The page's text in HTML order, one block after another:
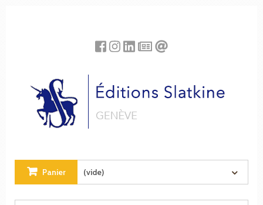
Panier (vide)